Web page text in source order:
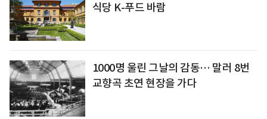
식당 K-푸드 바람
1000명 울린 그날의 감동… 말러 8번
교향곡 초연 현장을 가다